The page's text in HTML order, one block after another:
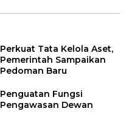
Perkuat Tata Kelola Aset,
Pemerintah Sampaikan
Pedoman Baru
Penguatan Fungsi
Pengawasan Dewan